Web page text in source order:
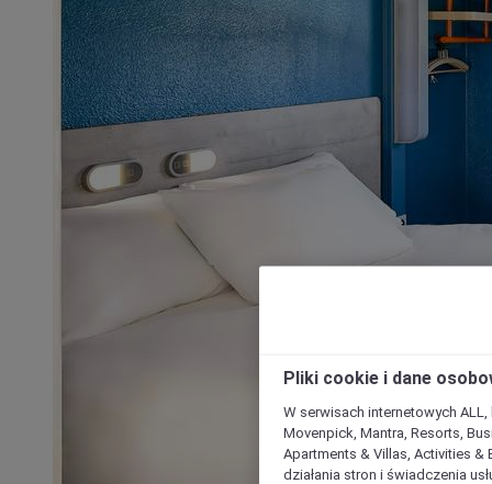
Pliki cookie i dane
W serwisach internetowych
Movenpick, Mantra, Resorts,
Apartments & Villas, Activities &
działania stron i świadczenia